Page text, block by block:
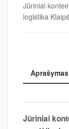
Jūriniai
logistika
Aprašymas
Jūriniai